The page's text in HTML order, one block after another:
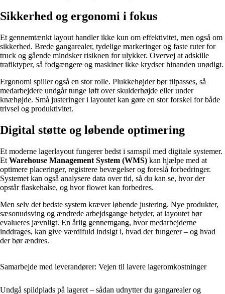
Sikkerhed og ergonomi i fokus
Et gennemtænkt layout handler ikke kun om effektivitet, men også om
sikkerhed. Brede gangarealer, tydelige markeringer og faste ruter for
truck og gående mindsker risikoen for ulykker. Overvej at adskille
trafiktyper, så fodgængere og maskiner ikke krydser hinanden unødigt.
Ergonomi spiller også en stor rolle. Plukkehøjder bør tilpasses, så
medarbejdere undgår tunge løft over skulderhøjde eller under
knæhøjde. Små justeringer i layoutet kan gøre en stor forskel for både
trivsel og produktivitet.
Digital støtte og løbende optimering
Et moderne lagerlayout fungerer bedst i samspil med digitale systemer.
Et Warehouse Management System (WMS) kan hjælpe med at
optimere placeringer, registrere bevægelser og foreslå forbedringer.
Systemet kan også analysere data over tid, så du kan se, hvor der
opstår flaskehalse, og hvor flowet kan forbedres.
Men selv det bedste system kræver løbende justering. Nye produkter,
sæsonudsving og ændrede arbejdsgange betyder, at layoutet bør
evalueres jævnligt. En årlig gennemgang, hvor medarbejderne
inddrages, kan give værdifuld indsigt i, hvad der fungerer – og hvad
der bør ændres.
Samarbejde med leverandører: Vejen til lavere lageromkostninger
Undgå spildplads på lageret – sådan udnytter du gangarealer og